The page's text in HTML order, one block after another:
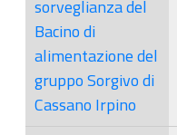
sorveglianza del
Bacino di
alimentazione del
gruppo Sorgivo di
Cassano Irpino